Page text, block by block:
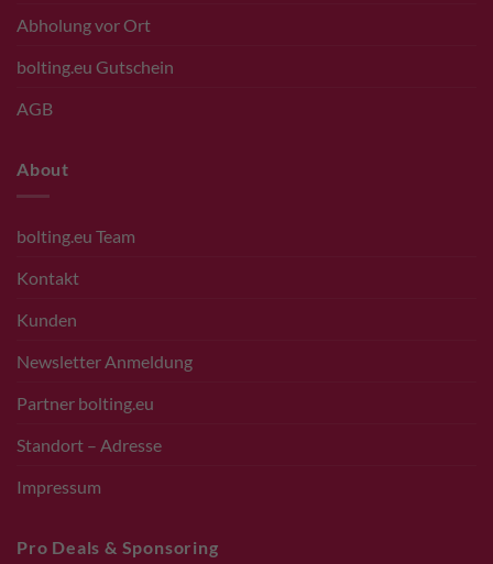
Abholung vor Ort
bolting.eu Gutschein
AGB
About
bolting.eu Team
Kontakt
Kunden
Newsletter Anmeldung
Partner bolting.eu
Standort – Adresse
Impressum
Pro Deals & Sponsoring